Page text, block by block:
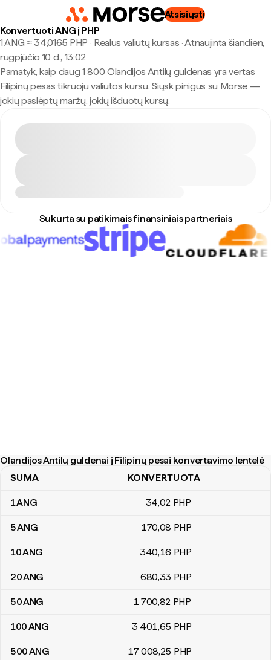
Atsisiųsti
Konvertuoti ANG į PHP
1 ANG ≈ 34,0165 PHP · Realus valiutų kursas ·Atnaujinta šiandien,
rugpjūčio 10 d., 13:02
Pamatyk, kaip daug 1 800 Olandijos Antilų guldenas yra vertas
Filipinų pesas tikruoju valiutos kursu. Siųsk pinigus su Morse —
jokių paslėptų maržų, jokių išduotų kursų.
Sukurta su patikimais finansiniais partneriais
Olandijos Antilų guldenai į Filipinų pesai konvertavimo lentelė
Olandijos Antilų guldenai į Filipinų pesai konvertavimo lentelė
SUMA KONVERTUOTA
1ANG 34,02 PHP
5ANG 170,08 PHP
10ANG 340,16 PHP
20ANG 680,33 PHP
50ANG 1 700,82 PHP
100ANG 3 401,65 PHP
500ANG 17 008,25 PHP